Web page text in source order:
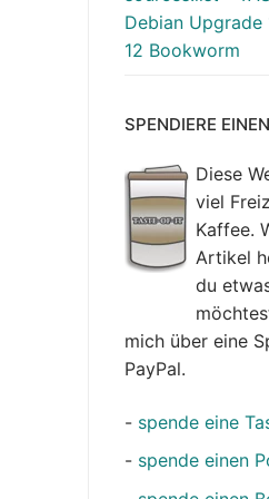
Debian Upgrade
12 Bookworm
SPENDIERE
Diese
viel
Kaffee.
Artikel
du
mich über eine
PayPal.
- spende eine
- spende einen